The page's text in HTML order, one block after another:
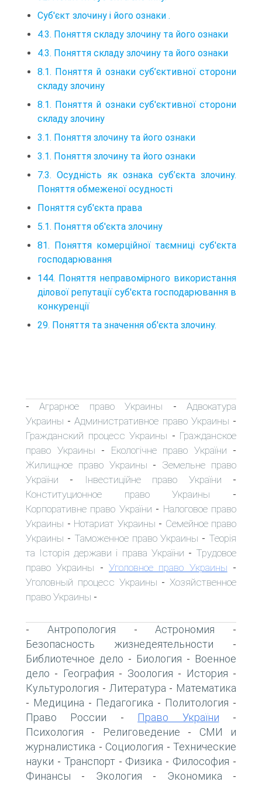
Суб'єкт злочину і його ознаки .
4.3. Поняття складу злочину та його ознаки
4.3. Поняття складу злочину та його ознаки
8.1. Поняття й ознаки суб’єктивної сторони
складу злочину
8.1. Поняття й ознаки суб'єктивної сторони
складу злочину
3.1. Поняття злочину та його ознаки
3.1. Поняття злочину та його ознаки
7.3. Осудність як ознака суб’єкта злочину.
Поняття обмеженої осудності
Поняття суб'єкта права
5.1. Поняття об'єкта злочину
81. Поняття комерційної таємниці суб'єкта
господарювання
144. Поняття неправомірного використання
ділової репутації суб'єкта господарювання в
конкуренції
29. Поняття та значення об'єкта злочину.
-Аграрное право Украины -Адвокатура
Украины -Административное право Украины -
Гражданский процесс Украины - Гражданское
право Украины - Екологічне право України -
Жилищное право Украины - Земельне право
України - Інвестиційне право України -
Конституционное право Украины -
Корпоративне право України - Налоговое право
Украины - Нотариат Украины - Семейное право
Украины - Таможенное право Украины - Теорія
та Історія держави і права України - Трудовое
право Украины -Уголовное право Украины -
Уголовный процесс Украины - Хозяйственное
право Украины -
- Антропология -Астрономия -
Безопасность жизнедеятельности -
Библиотечное дело - Биология - Военное
дело - География - Зоология - История -
Культурология - Литература - Математика
- Медицина - Педагогика - Политология -
Право России - Право України -
Психология - Религоведение - СМИ и
журналистика - Социология - Технические
науки - Транспорт- Физика - Философия -
Финансы - Экология - Экономика -